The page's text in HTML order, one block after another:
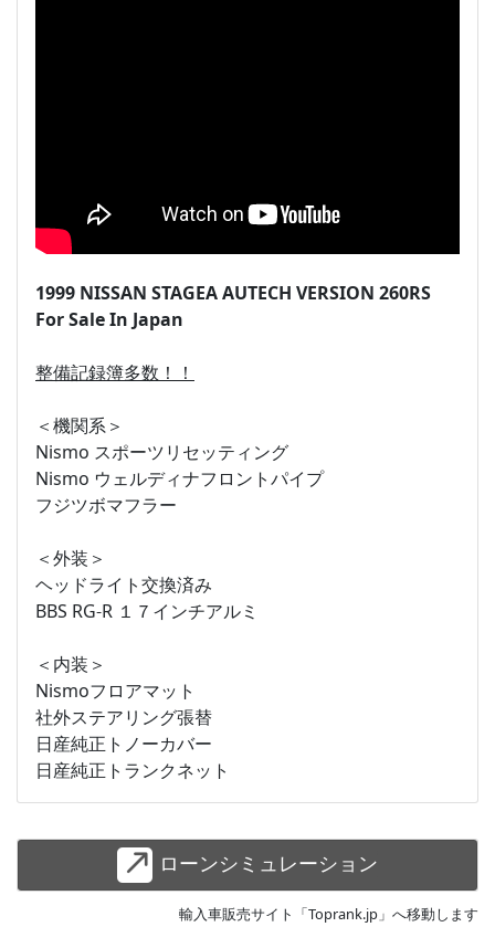
1999 NISSAN STAGEA AUTECH VERSION 260RS
For Sale In Japan
整備記録簿多数！！
＜機関系＞
Nismo スポーツリセッティング
Nismo ウェルディナフロントパイプ
フジツボマフラー
＜外装＞
ヘッドライト交換済み
BBS RG-R １７インチアルミ
＜内装＞
Nismoフロアマット
社外ステアリング張替
日産純正トノーカバー
日産純正トランクネット
ローンシミュレーション
輸入車販売サイト「Toprank.jp」へ移動します